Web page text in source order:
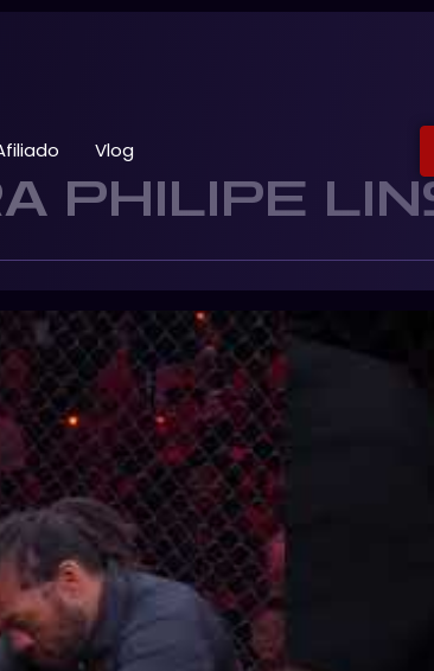
Vlog
PHILIPE